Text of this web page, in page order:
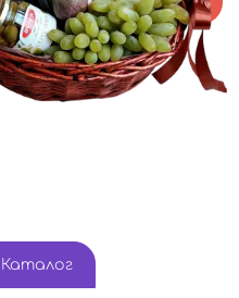
Каталог